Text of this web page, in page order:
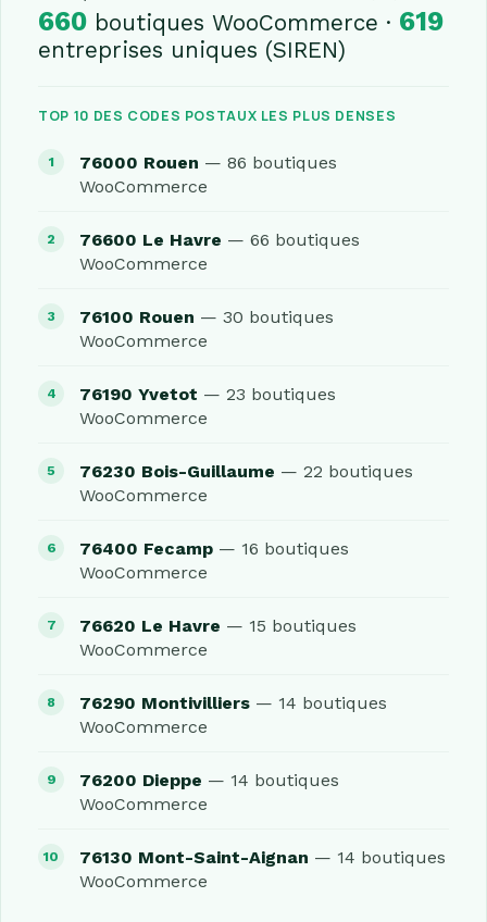
660 boutiques WooCommerce · 619
entreprises uniques (SIREN)
TOP 10 DES CODES POSTAUX LES PLUS DENSES
76000 Rouen — 86 boutiques
WooCommerce
76600 Le Havre — 66 boutiques
WooCommerce
76100 Rouen — 30 boutiques
WooCommerce
76190 Yvetot — 23 boutiques
WooCommerce
76230 Bois-Guillaume — 22 boutiques
WooCommerce
76400 Fecamp — 16 boutiques
WooCommerce
76620 Le Havre — 15 boutiques
WooCommerce
76290 Montivilliers — 14 boutiques
WooCommerce
76200 Dieppe — 14 boutiques
WooCommerce
76130 Mont-Saint-Aignan — 14 boutiques
WooCommerce